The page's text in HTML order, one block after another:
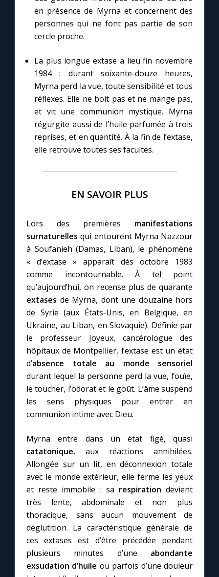
en présence de Myrna et concernent des
personnes qui ne font pas partie de son
cercle proche.
La plus longue extase a lieu fin novembre
1984 : durant soixante-douze heures,
Myrna perd la vue, toute sensibilité et tous
réflexes. Elle ne boit pas et ne mange pas,
et vit une communion mystique. Myrna
régurgite aussi de l’huile parfumée à trois
reprises, et en quantité. À la fin de l’extase,
elle retrouve toutes ses facultés.
EN SAVOIR PLUS
Lors des premières manifestations
surnaturelles qui entourent Myrna Nazzour
à Soufanieh (Damas, Liban), le phénomène
« d’extase » apparaît dès octobre 1983
comme incontournable. À tel point
qu’aujourd’hui, on recense plus de quarante
extases de Myrna, dont une douzaine hors
de Syrie (aux États-Unis, en Belgique, en
Ukraine, au Liban, en Slovaquie). Définie par
le professeur Joyeux, cancérologue des
hôpitaux de Montpellier, l’extase est un état
d’absence totale au monde sensoriel
durant lequel la personne perd la vue, l’ouïe,
le toucher, l’odorat et le goût. L’âme suspend
les sens physiques pour entrer en
communion intime avec Dieu.
Myrna entre dans un état figé, quasi
catatonique, aux réactions annihilées.
Allongée sur un lit, en déconnexion totale
avec le monde extérieur, elle ferme les yeux
et reste immobile : sa respiration devient
très lente, abdominale et non plus
thoracique, sans aucun mouvement de
déglutition. La caractéristique générale de
ces extases est d’être précédée pendant
plusieurs minutes d’une abondante
exsudation d’huile ou parfois d’une douleur